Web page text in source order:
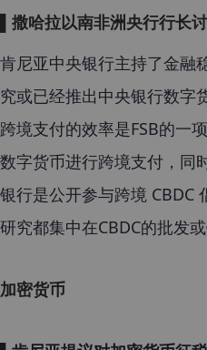
▌撒哈拉以南非洲央行行长
肯尼亚中央银行主持了金融
究或已经推出中央银行数字
跨境支付的效率是FSB的一
数字货币进行跨境支付，同
银行是公开参与跨境 CBDC
研究都集中在CBDC的批发或
加密货币